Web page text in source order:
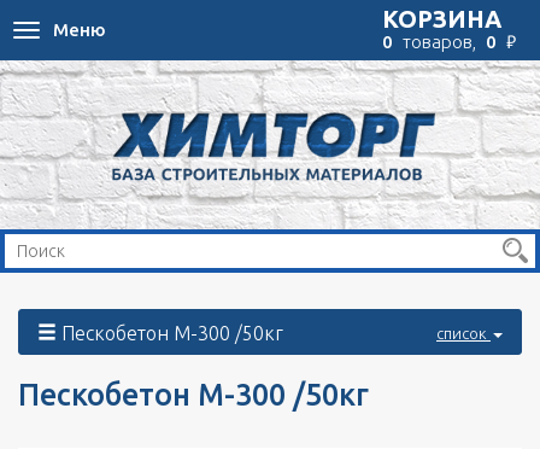
Toggle
navigation
Меню КОРЗИНА
0 товаров, 0 ₽
Пескобетон М-300 /50кг список
Пескобетон М-300 /50кг